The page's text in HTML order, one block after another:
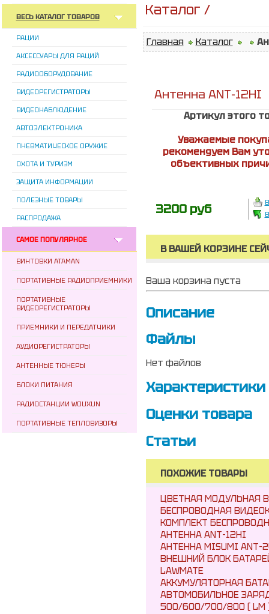
ВЕСЬ КАТАЛОГ ТОВАРОВ
РАЦИИ
АКСЕССУАРЫ ДЛЯ РАЦИЙ
РАДИООБОРУДОВАНИЕ
ВИДЕОРЕГИСТРАТОРЫ
ВИДЕОНАБЛЮДЕНИЕ
АВТОЭЛЕКТРОНИКА
ПНЕВМАТИЧЕСКОЕ ОРУЖИЕ
ОХОТА И ТУРИЗМ
ЗАЩИТА ИНФОРМАЦИИ
ПОЛЕЗНЫЕ ТОВАРЫ
РАСПРОДАЖА
САМОЕ ПОПУЛЯРНОЕ
ВИНТОВКИ ATAMAN
ПОРТАТИВНЫЕ РАДИОПРИЕМНИКИ
ПОРТАТИВНЫЕ
ВИДЕОРЕГИСТРАТОРЫ
ПРИЕМНИКИ И ПЕРЕДАТЧИКИ
АУДИОРЕГИСТРАТОРЫ
АНТЕННЫЕ ТЮНЕРЫ
БЛОКИ ПИТАНИЯ
РАДИОСТАНЦИИ WOUXUN
ПОРТАТИВНЫЕ ТЕПЛОВИЗОРЫ
Каталог /
Главная Каталог
Антенна ANT-12HI
Артикул этого
Уважаемые
рекомендуем Вам
объективных
3200 руб
В ВАШЕЙ КОРЗИНЕ
Ваша корзина пуста
Описание
Файлы
Нет файлов
Характеристики
Оценки товара
Статьи
ПОХОЖИЕ ТОВАРЫ
ЦВЕТНАЯ МОДУЛЬНАЯ
БЕСПРОВОДНАЯ
КОМПЛЕКТ
АНТЕННА ANT-12HI
АНТЕННА MISUMI ANT-
ВНЕШНИЙ БЛОК
LAWMATE
АККУМУЛЯТОРНАЯ
АВТОМОБИЛЬНОЕ
500/600/700/800 ( LM